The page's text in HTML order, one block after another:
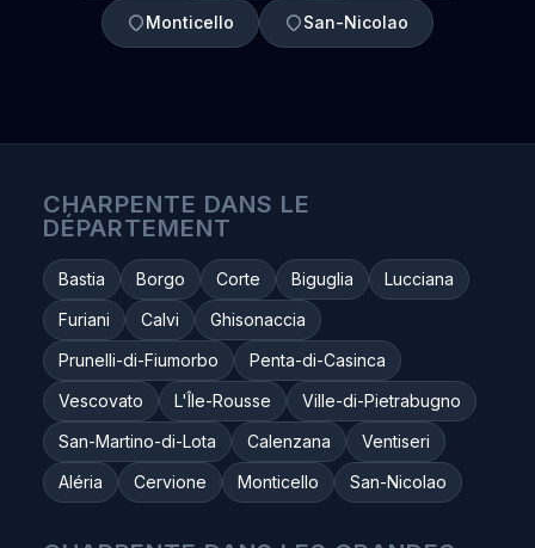
Monticello San-Nicolao
CHARPENTE DANS LE
DÉPARTEMENT
Bastia Borgo Corte Biguglia
Lucciana
Furiani
Calvi
Ghisonaccia
Prunelli-di-Fiumorbo
Penta-di-Casinca
Vescovato
L'Île-Rousse
Ville-di-Pietrabugno
San-Martino-di-Lota
Calenzana
Ventiseri
Aléria
Cervione Monticello San-Nicolao